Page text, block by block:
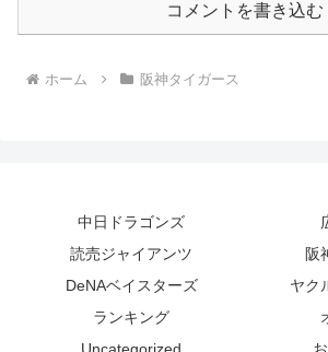
コメントを書き込む
ホーム 阪神タイガース
中日ドラゴンズ
読売ジャイアンツ
阪
DeNAベイスターズ
ヤク
ランキング